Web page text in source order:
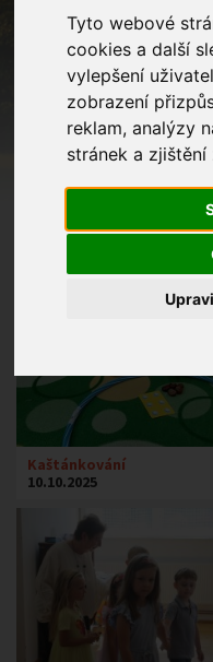
Tyto webové
cookies a další
vylepšení
zobrazení
reklam, analýzy
stránek a
Rok
Kaštánkování
10.10.2025